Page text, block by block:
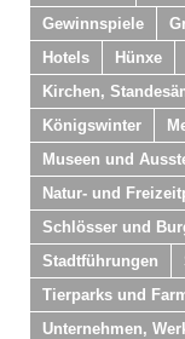
Gewinnspiele
Hotels
Hünxe
Kirchen,
Königswinter
Museen und
Natur- und
Schlösser und
Stadtführungen
Tierparks und
Unternehmen,